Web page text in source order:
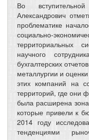
Во
Александрович
проблематике
социально-
территориальных
научного
бухгалтерских
металлургии и
этих компаний на
территорий, где они
была расширена
которые привели к
2014 году
тенденциями